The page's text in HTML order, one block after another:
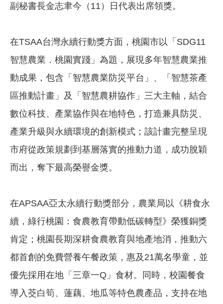
副秘書長金志聿今（11）日代表出席領獎。
在TSAA台灣永續行動獎方面，桃園市以「SDG11
智慧農業．桃園實踐」為題，展現多年智慧農業推
動成果，包含「智慧農業防災平台」、「智慧茶產
區推動計畫」及「智慧農耕協作」三大主軸，結合
數位科技、產業協作與在地特色，打造兼具防災、
產業升級與永續環境的創新模式；該計畫完整呈現
市府從政策規劃到基層落實的推動力道，成功脫穎
而出，奪下最高榮譽金獎。
在APSAA亞太永續行動獎部分，農業局以《耕食永
續，綠行桃園：食農教育帶動低碳轉型》榮獲銅獎
肯定；桃園長期深耕食農教育與地產地消，推動六
都首創的免費營養午餐政策，惠及21萬名學童，並
優先採用在地「三章一Q」食材。同時，校園餐食
導入茭白筍、蓮藕、地瓜等特色農產品，支持在地